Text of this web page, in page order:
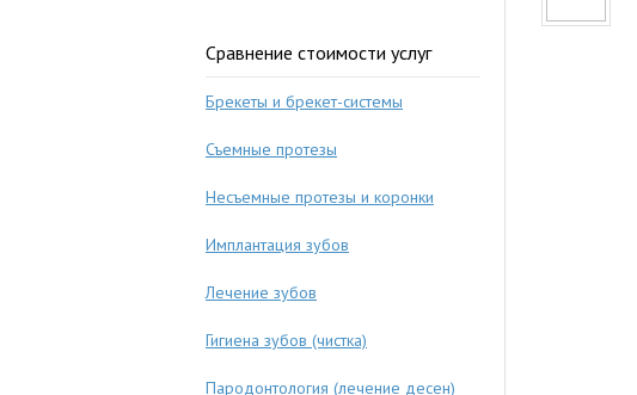
Сравнение стоимости услуг
Брекеты и брекет-системы
Съемные протезы
Несъемные протезы и коронки
Имплантация зубов
Лечение зубов
Гигиена зубов (чистка)
Пародонтология (лечение десен)